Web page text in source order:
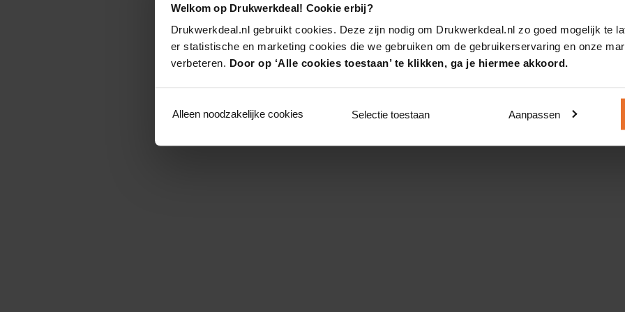
Welkom op Drukwerkdeal! Cookie erbij?
Drukwerkdeal.nl gebruikt cookies. Deze zijn nodig om Drukwerkdeal.nl zo goed mogelijk te
er statistische en marketing cookies die we gebruiken om de gebruikerservaring en onze
verbeteren. Door op ‘Alle cookies toestaan’ te klikken, ga je hiermee akkoord.
Alleen noodzakelijke cookies Selectie toestaan Aanpassen